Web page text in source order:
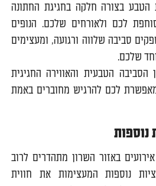
הטבע בצורה חלקה בחגיגת החתונה
לכם ולאורחים שלכם. הנופים
סביבה שלווה ורגועה, ומעצימים
שלכם.
הסביבה הטבעית והאווירה החגיגית
לכם להרגיש מחוברים באמת
נוספות
באזור השרון מתהדרים לרוב
נוספות המעצימות את חווית